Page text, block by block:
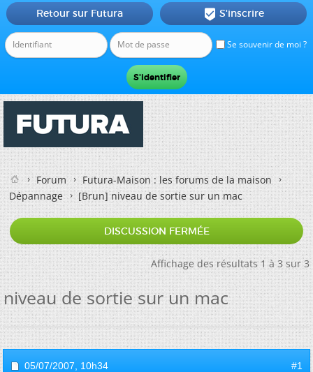
Se souvenir de moi ?
Retour sur Futura  S'inscrire
Forum
Futura-Maison : les forums de la maison
Dépannage
[Brun]niveau de sortie sur un mac
DISCUSSION FERMÉE
Affichage des résultats 1 à 3 sur 3
niveau de sortie sur un mac
05/07/2007, 10h34 #1